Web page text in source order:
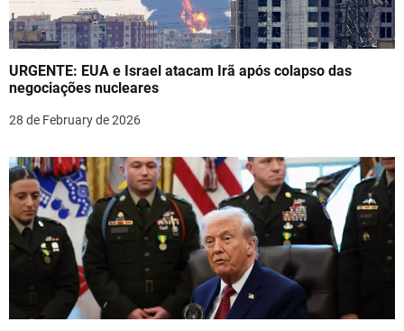
a
t
i
o
n
URGENTE: EUA e Israel atacam Irã após colapso das
negociações nucleares
28 de February de 2026